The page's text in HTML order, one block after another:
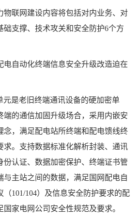
物联网建设内容将包括对内业务、对
础支撑、技术攻关和安全防护6个方
电自动化终端信息安全升级改造迫在
元是老旧终端通讯设备的硬加密单
端的通信加固升级场合，采用内嵌安
念，满足配电站所终端和配电馈线终
求。支持数据标准化解析封装、通讯
份认证、数据加密保护、终端证书管
与主站之间的数据，满足国网配电自
101/104）及信息安全防护要求的配
家电网公司安全性规范及要求。